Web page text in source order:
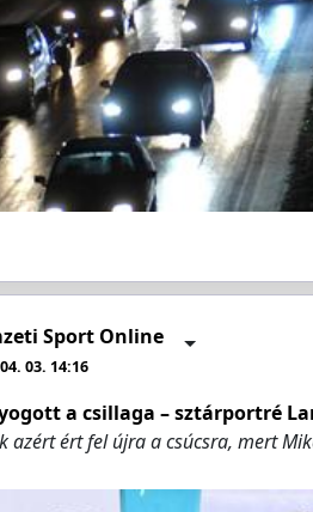
Sport Online
03. 14:16
a csillaga – sztárportré
azért ért fel újra a csúcsra, mert